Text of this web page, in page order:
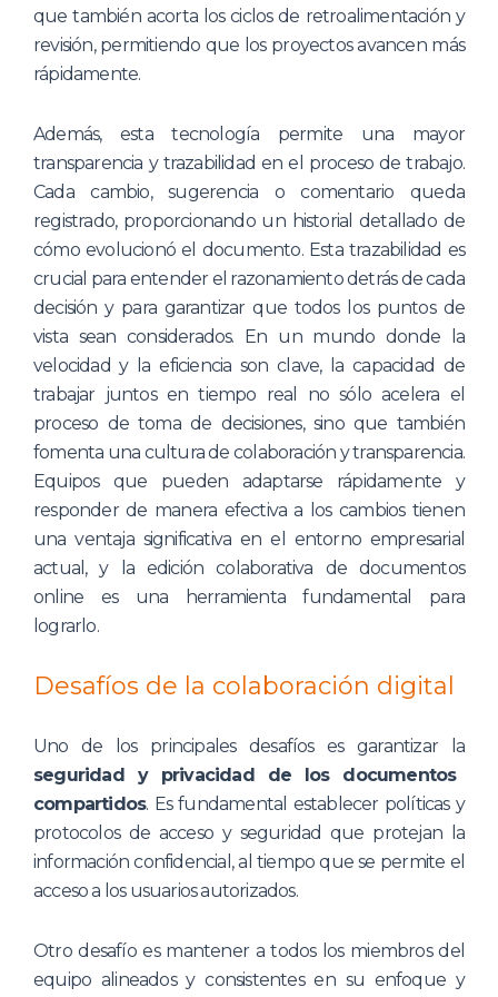
que también acorta los ciclos de retroalimentación y
revisión, permitiendo que los proyectos avancen más
rápidamente.
Además, esta tecnología permite una mayor
transparencia y trazabilidad en el proceso de trabajo.
Cada cambio, sugerencia o comentario queda
registrado, proporcionando un historial detallado de
cómo evolucionó el documento. Esta trazabilidad es
crucial para entender el razonamiento detrás de cada
decisión y para garantizar que todos los puntos de
vista sean considerados. En un mundo donde la
velocidad y la eficiencia son clave, la capacidad de
trabajar juntos en tiempo real no sólo acelera el
proceso de toma de decisiones, sino que también
fomenta una cultura de colaboración y transparencia.
Equipos que pueden adaptarse rápidamente y
responder de manera efectiva a los cambios tienen
una ventaja significativa en el entorno empresarial
actual, y la edición colaborativa de documentos
online es una herramienta fundamental para
lograrlo.
Desafíos de la colaboración digital
Uno de los principales desafíos es garantizar la
seguridad y privacidad de los documentos
compartidos. Es fundamental establecer políticas y
protocolos de acceso y seguridad que protejan la
información confidencial, al tiempo que se permite el
acceso a los usuarios autorizados.
Otro desafío es mantener a todos los miembros del
equipo alineados y consistentes en su enfoque y